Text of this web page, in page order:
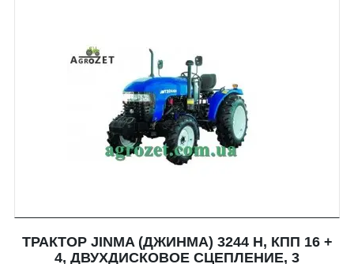
ТРАКТОР JINMA (ДЖИНМА) 3244 H, КПП 16 +
4, ДВУХДИСКОВОЕ СЦЕПЛЕНИЕ, 3